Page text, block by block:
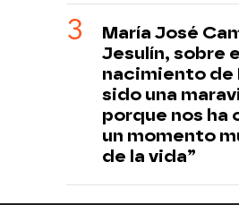
María José
Jesulín, sobre
nacimiento de
sido una
porque nos ha
un momento
de la vida”